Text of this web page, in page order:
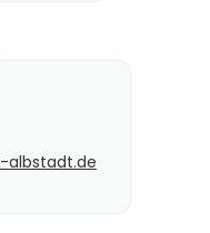
albstadt.de